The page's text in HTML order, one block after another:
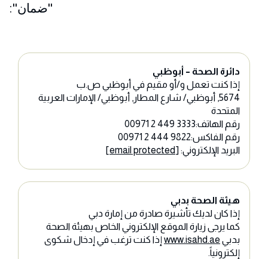
"ضمان":
دائرة الصحة – أبوظبي
إذا كنت تعمل و/أو مقيم في أبوظبي ص.ب
5674, أبوظبي/ شارع المطار, أبوظبي/ الإمارات العربية
المتحدة
رقم الهاتف:3333 449 2 00971
رقم الفاكس:9822 444 2 00971
البريد الإلكتروني: [email protected]
هيئة الصحة بدبي
إذا كان لديك تأشيرة صادرة من إمارة دبي
كما يرجى زيارة الموقع الإلكتروني الخاص بهيئة الصحة
بدبي www.isahd.ae إذا كنت ترغب في إدخال شكوى
إلكترونياً.